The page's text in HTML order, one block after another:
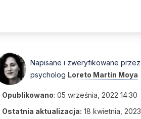
Napisane i zweryfikowane przez
psycholog Loreto Martín Moya
Opublikowano: 05 września, 2022 14:30
Ostatnia aktualizacja: 18 kwietnia, 2023